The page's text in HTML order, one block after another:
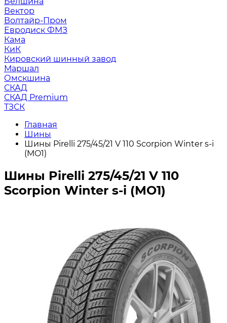
Вектор
Волтайр-Пром
Евродиск ФМЗ
Кама
КиК
Кировский шинный завод
Маршал
Омскшина
СКАД
СКАД Premium
ТЗСК
Главная
Шины
Шины Pirelli 275/45/21 V 110 Scorpion Winter s-i
(MO1)
Шины Pirelli 275/45/21 V 110
Scorpion Winter s-i (MO1)